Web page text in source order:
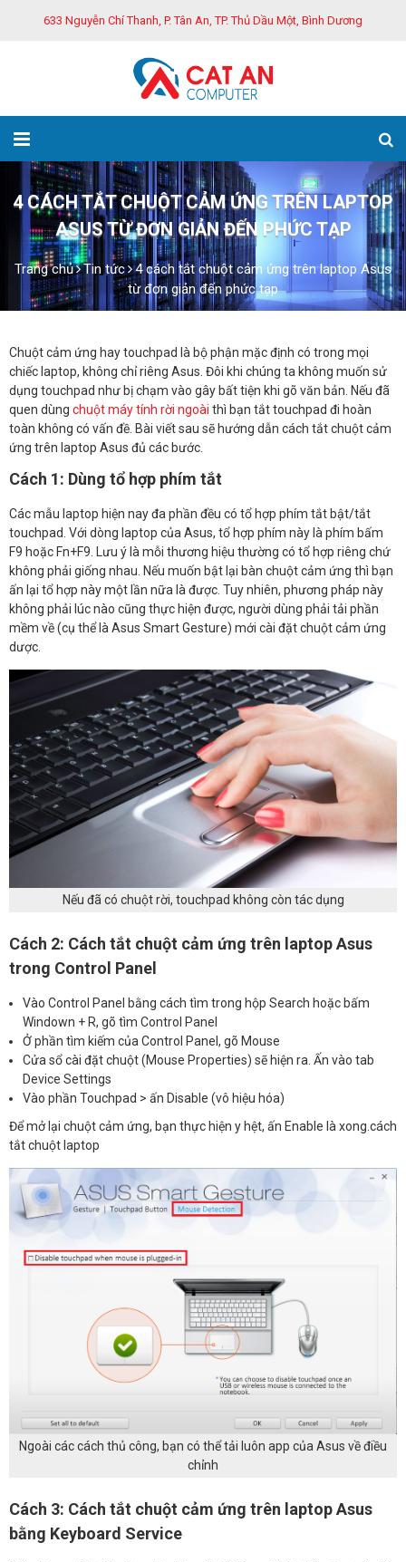
633 Nguyễn Chí Thanh, P. Tân An, TP. Thủ Dầu Một, Bình Dương
4 CÁCH TẮT CHUỘT CẢM ỨNG TRÊN LAPTOP
ASUS TỪ ĐƠN GIẢN ĐẾN PHỨC TẠP
Trang chủ Tin tức
4 cách tắt chuột cảm ứng trên laptop Asus
từ đơn giản đến phức tạp
Chuột cảm ứng hay touchpad là bộ phận mặc định có trong mọi
chiếc laptop, không chỉ riêng Asus. Đôi khi chúng ta không muốn sử
dụng touchpad như bị chạm vào gây bất tiện khi gõ văn bản. Nếu đã
quen dùng chuột máy tính rời ngoài thì bạn tắt touchpad đi hoàn
toàn không có vấn đề. Bài viết sau sẽ hướng dẫn cách tắt chuột cảm
ứng trên laptop Asus đủ các bước.
Cách 1: Dùng tổ hợp phím tắt
Các mẫu laptop hiện nay đa phần đều có tổ hợp phím tắt bật/tắt
touchpad. Với dòng laptop của Asus, tổ hợp phím này là phím bấm
F9 hoặc Fn+F9. Lưu ý là mỗi thương hiệu thường có tổ hợp riêng chứ
không phải giống nhau. Nếu muốn bật lại bàn chuột cảm ứng thì bạn
ấn lại tổ hợp này một lần nữa là được. Tuy nhiên, phương pháp này
không phải lúc nào cũng thực hiện được, người dùng phải tải phần
mềm về (cụ thể là Asus Smart Gesture) mới cài đặt chuột cảm ứng
dược.
Nếu đã có chuột rời, touchpad không còn tác dụng
Cách 2: Cách tắt chuột cảm ứng trên laptop Asus
trong Control Panel
Vào Control Panel bằng cách tìm trong hộp Search hoặc bấm
Windown + R, gõ tìm Control Panel
Ở phần tìm kiếm của Control Panel, gõ Mouse
Cửa sổ cài đặt chuột (Mouse Properties) sẽ hiện ra. Ấn vào tab
Device Settings
Vào phần Touchpad > ấn Disable (vô hiệu hóa)
Để mở lại chuột cảm ứng, bạn thực hiện y hệt, ấn Enable là xong.cách
tắt chuột laptop
Ngoài các cách thủ công, bạn có thể tải luôn app của Asus về điều
chỉnh
Cách 3: Cách tắt chuột cảm ứng trên laptop Asus
bằng Keyboard Service